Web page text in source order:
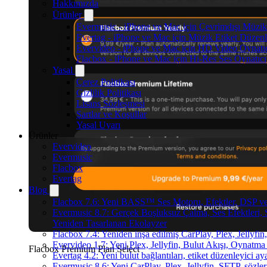
Hakkımızda
Ürünler
Evermusic - iPhone ve Mac için Çevrimdışı
Evertag - iPhone ve Mac için Müzik Etiket
Evervideo - iPhone ve Mac için HD Video
Flacbox - iPhone ve Mac için Hi-Res Ses Oynatıcı
Yasal
Çerez Politikası
Gizlilik Politikası
Lisans Sözleşmesi
Şartlar ve Koşullar
Yasal Uyarı
Ürünler
Evervideo
Evermusic
Flacbox
Evertag
Blog
Flacbox 7.6: Yeni BASS™ Ses Motoru, Efektler, DSP
Evermusic 8.7: Gerçek Boşluksuz Çalma, Ses Efektleri,
Yeniden Tasarlanan Ekolayzer
Flacbox 7.4: Yeniden inşa edilmiş CarPlay, Plex,
Evervideo 1.7: Yeni Plex, Jellyfin, Bulut Akışı,
Evertag 4.2: Yeni bulut bağlantıları, etiket düzenleyici
Flacbox Premium Plan Select